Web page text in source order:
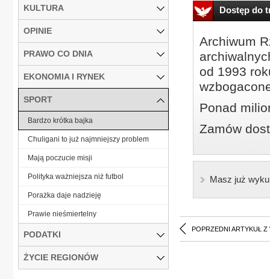
Dostęp do
Archiwum
od 1993
Ponad
Zamów
Masz już
POPRZEDNI ARTYKUŁ Z
KULTURA
OPINIE
PRAWO CO DNIA
EKONOMIA I RYNEK
SPORT
Bardzo krótka bajka
Chuligani to już najmniejszy problem
Mają poczucie misji
Polityka ważniejsza niż futbol
Porażka daje nadzieję
Prawie nieśmiertelny
PODATKI
ŻYCIE REGIONÓW